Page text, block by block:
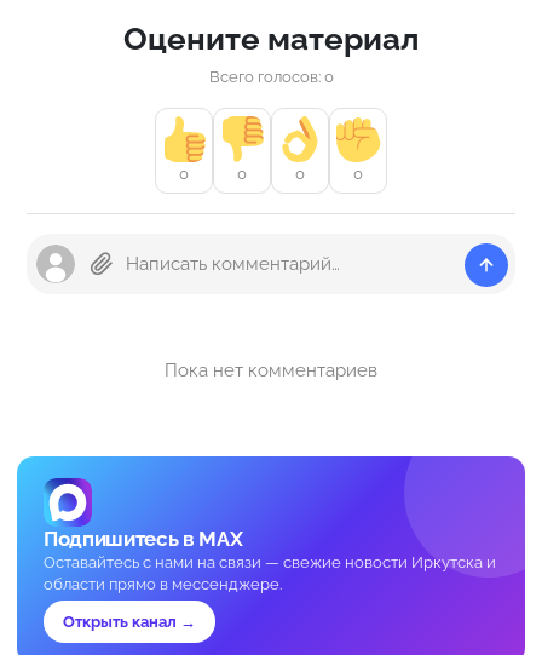
Оцените материал
Всего голосов: 0
0 0 0 0
Пока нет комментариев
Подпишитесь в MAX
Оставайтесь с нами на связи — свежие новости Иркутска и
области прямо в мессенджере.
Открыть канал →